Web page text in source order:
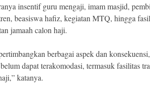
insentif guru mengaji, imam masjid,
beasiswa hafiz, kegiatan MTQ, hingga
jamaah calon haji.
berbagai aspek dan
dapat terakomodasi, termasuk fasilitas
katanya.